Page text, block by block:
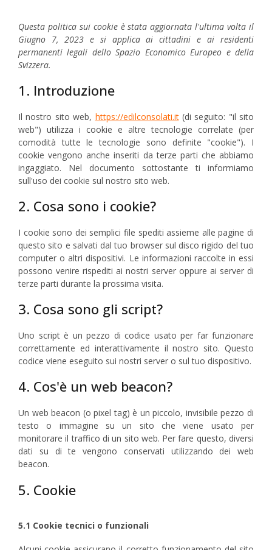
Questa politica sui cookie è stata aggiornata l'ultima volta il
Giugno 7, 2023 e si applica ai cittadini e ai residenti
permanenti legali dello Spazio Economico Europeo e della
Svizzera.
1. Introduzione
Il nostro sito web, https://edilconsolati.it(di seguito: "il sito
web") utilizza i cookie e altre tecnologie correlate (per
comodità tutte le tecnologie sono definite "cookie"). I
cookie vengono anche inseriti da terze parti che abbiamo
ingaggiato. Nel documento sottostante ti informiamo
sull'uso dei cookie sul nostro sito web.
2. Cosa sono i cookie?
I cookie sono dei semplici file spediti assieme alle pagine di
questo sito e salvati dal tuo browser sul disco rigido del tuo
computer o altri dispositivi. Le informazioni raccolte in essi
possono venire rispediti ai nostri server oppure ai server di
terze parti durante la prossima visita.
3. Cosa sono gli script?
Uno script è un pezzo di codice usato per far funzionare
correttamente ed interattivamente il nostro sito. Questo
codice viene eseguito sui nostri server o sul tuo dispositivo.
4. Cos'è un web beacon?
Un web beacon (o pixel tag) è un piccolo, invisibile pezzo di
testo o immagine su un sito che viene usato per
monitorare il traffico di un sito web. Per fare questo, diversi
dati su di te vengono conservati utilizzando dei web
beacon.
5. Cookie
5.1 Cookie tecnici o funzionali